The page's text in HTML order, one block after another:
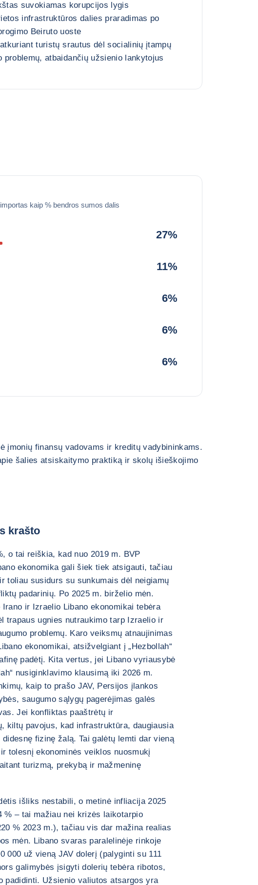
suvokiamas korupcijos lygis
infrastruktūros dalies praradimas po
Beiruto uoste
turistų srautus dėl socialinių įtampų
problemų, atbaidančių užsienio lankytojus
importas kaip % bendros sumos dalis
27%
11%
6%
6%
6%
įmonių finansų vadovams ir kreditų vadybininkams.
šalies atsiskaitymo praktiką ir skolų išieškojimo
krašto
o tai reiškia, kad nuo 2019 m. BVP
ekonomika gali šiek tiek atsigauti, tačiau
toliau susidurs su sunkumais dėl neigiamų
padarinių. Po 2025 m. birželio mėn.
ir Izraelio Libano ekonomikai tebėra
trapaus ugnies nutraukimo tarp Izraelio ir
problemų. Karo veiksmų atnaujinimas
ekonomikai, atsižvelgiant į „Hezbollah“
padėtį. Kita vertus, jei Libano vyriausybė
nusiginklavimo klausimą iki 2026 m.
kaip to prašo JAV, Persijos įlankos
saugumo sąlygų pagerėjimas galės
Jei konfliktas paaštrėtų ir
kiltų pavojus, kad infrastruktūra, daugiausia
fizinę žalą. Tai galėtų lemti dar vieną
tolesnį ekonominės veiklos nuosmukį
turizmą, prekybą ir mažmeninę
išliks nestabili, o metinė infliacija 2025
% – tai mažiau nei krizės laikotarpio
% 2023 m.), tačiau vis dar mažina realias
mėn. Libano svaras paralelinėje rinkoje
000 už vieną JAV dolerį (palyginti su 111
galimybės įsigyti dolerių tebėra ribotos,
padidinti. Užsienio valiutos atsargos yra